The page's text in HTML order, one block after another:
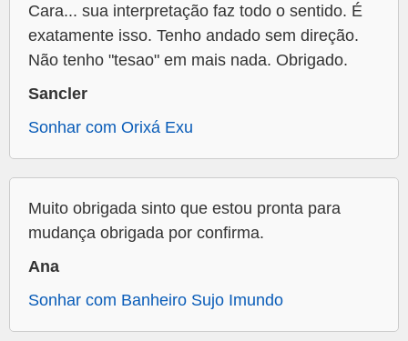
Cara... sua interpretação faz todo o sentido. É
exatamente isso. Tenho andado sem direção.
Não tenho "tesao" em mais nada. Obrigado.
Sancler
Sonhar com Orixá Exu
Muito obrigada sinto que estou pronta para
mudança obrigada por confirma.
Ana
Sonhar com Banheiro Sujo Imundo